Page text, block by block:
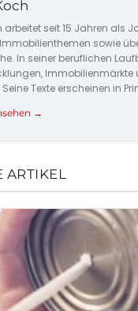
arbeitet seit 15 Jahren als
sowie
In seiner beruflichen
Texte erscheinen in
→
ARTIKEL